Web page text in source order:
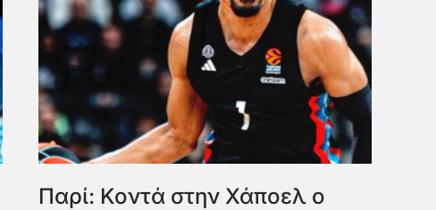
Παρί: Κοντά στην Χάποελ ο